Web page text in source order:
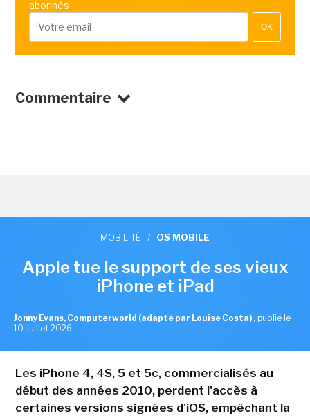
abonnés
OK
Commentaire
MOBILITÉ / OS MOBILE
Apple tue le support de ses vieux
iPhone et iPad
Jonny Evans, Computerworld (adapté par Louise Costa) , publié le
10 Juillet 2026
Les iPhone 4, 4S, 5 et 5c, commercialisés au
début des années 2010, perdent l'accès à
certaines versions signées d'iOS, empêchant la